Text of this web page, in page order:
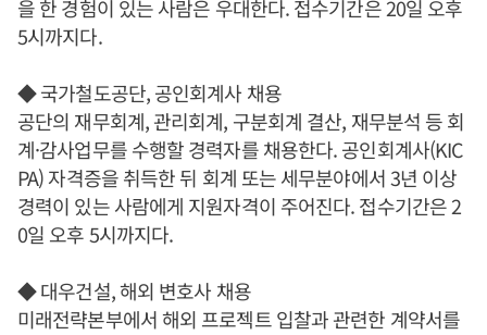
을 한 경험이 있는 사람은 우대한다. 접수기간은 20일 오후
5시까지다.
◆ 국가철도공단, 공인회계사 채용
공단의 재무회계, 관리회계, 구분회계 결산, 재무분석 등 회
계·감사업무를 수행할 경력자를 채용한다. 공인회계사(KIC
PA) 자격증을 취득한 뒤 회계 또는 세무분야에서 3년 이상
경력이 있는 사람에게 지원자격이 주어진다. 접수기간은 2
0일 오후 5시까지다.
◆ 대우건설, 해외 변호사 채용
미래전략본부에서 해외 프로젝트 입찰과 관련한 계약서를